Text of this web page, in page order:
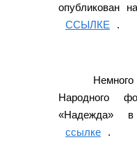
опубликован
ССЫЛКЕ
.
Народного
«Надежда» в
ссылке
.